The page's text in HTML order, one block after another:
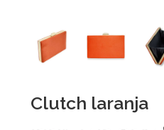
Clutch laranja